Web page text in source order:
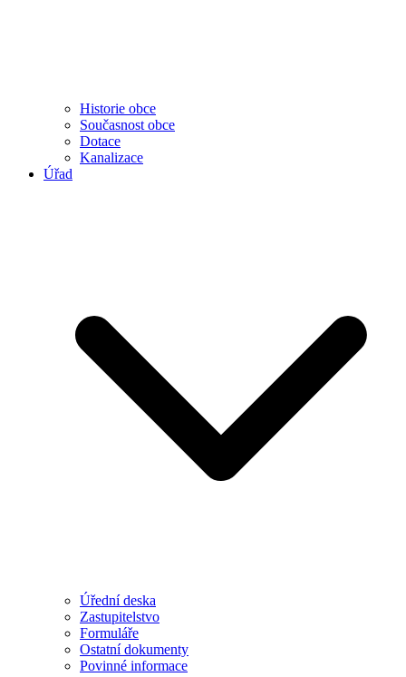
Historie obce
Současnost obce
Dotace
Kanalizace
Úřad
Úřední deska
Zastupitelstvo
Formuláře
Ostatní dokumenty
Povinné informace